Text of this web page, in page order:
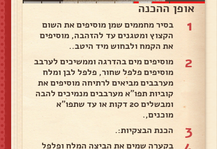
אופן ההכנה
1
בסיר מחממים שמן מוסיפים את השום
הקצוץ ומטגנים עד להזהבה, מוסיפים
את הקמח ולבחוש מיד היטב..
2
מוסיפים מים בהדרגה וממשיכים לערבב
מוסיפים פלפל שחור, פלפל לבן ומלח
מערבבים מביאים לרתיחה מוסיפים את
קוביות תפו"א מערבבים מנמיכים להבה
ומבשלים 20 דקות או עד שתפו"א
מוכנים,.
3 הכנת הבצקיות:.
בקערה שמים את הביצה המלח ופלפל